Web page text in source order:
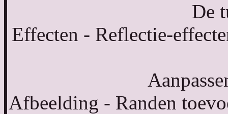
De
Effecten - Reflectie-
Afbeelding - Randen